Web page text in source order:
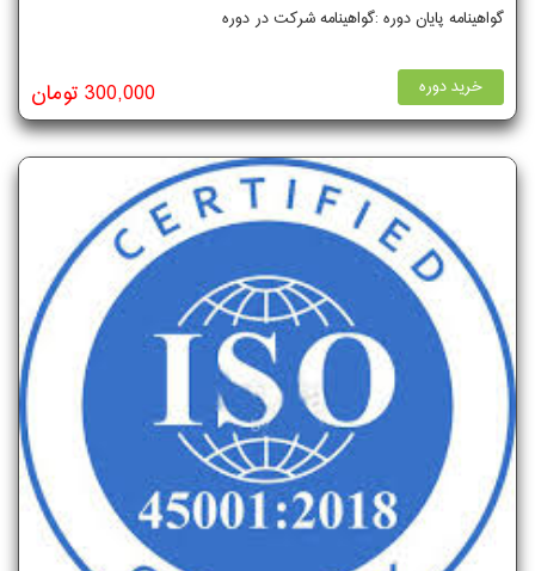
گواهینامه پایان دوره :گواهینامه شرکت در دوره
خرید دوره 300,000 تومان